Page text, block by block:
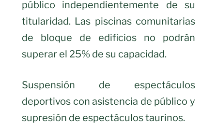
público independientemente de su
titularidad. Las piscinas comunitarias
de bloque de edificios no podrán
superar el 25% de su capacidad.
Suspensión de espectáculos
deportivos con asistencia de público y
supresión de espectáculos taurinos.